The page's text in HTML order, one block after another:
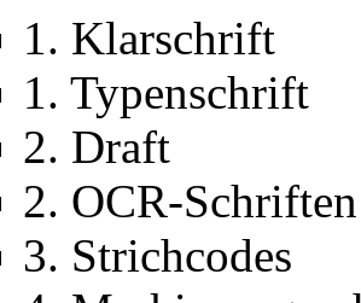
1. Klarschrift
1. Typenschrift
2. Draft
2. OCR-Schriften
3. Strichcodes